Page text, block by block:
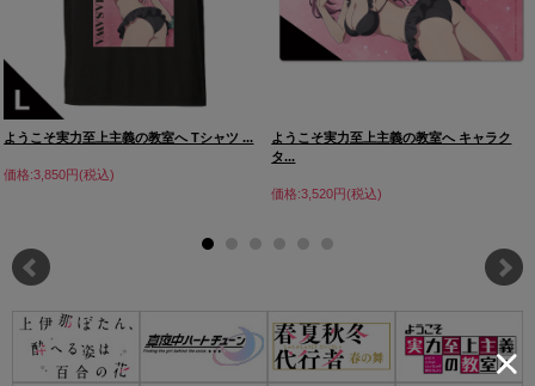
ようこそ実力至上主義の教室へ Tシャツ ...
価格:3,850円(税込)
ようこそ実力至上主義の教室へ キャラク
タ...
価格:3,520円(税込)